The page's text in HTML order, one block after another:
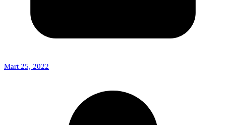
Mart 25, 2022